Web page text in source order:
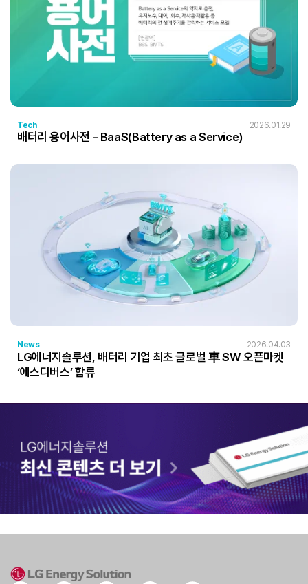
Tech 2026.01.29
배터리 용어사전 – BaaS(Battery as a Service)
News 2026.04.03
LG에너지솔루션, 배터리 기업 최초 글로벌 車 SW 오픈마켓
‘에스디버스’ 합류